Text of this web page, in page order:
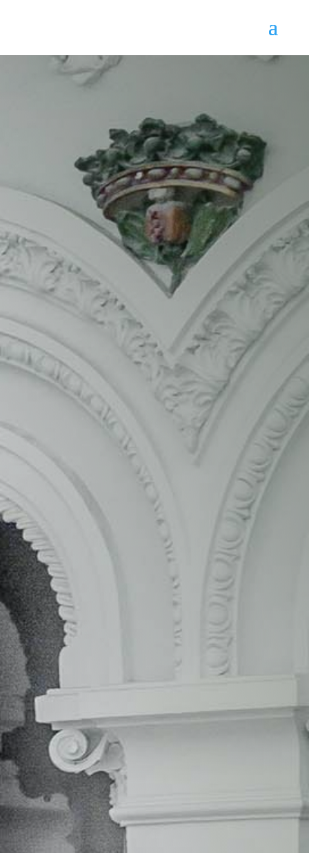
Escríbenos para que podamos
encontrar el servicio que mejor
se adapta a tus necesidades:
Contrato de
concesión de obra
La legislación española contempla numerosos
tipos de contrato público diferentes. Los dos
criterios más usados para la distinción entre los
mismos son los criterios de tipos de regímenes
aplicables y de tipos de finalidad del contrato.
En ese sentido, uno de los contratos públicos
más habituales es el
contrato de concesión de
obra
. Un tipo de contrato definido por la Ley
9/2017, de 8 de noviembre, de Contratos del
Sector Público. Una adaptación a nuestra
legislación de las Directivas 2014/23/UE y
2014/24/UE del Parlamento Europeo y del
contrato de concesión de obra
es aquel cuyo principal objetivo es la
realización de un trabajo de obra o ingeniería
civil de carácter restaurador, reparador o
conservador. Es decir, actividades para la
modernización y mantenimiento de obras
previamente construidas. En este sentido,
debemos diferenciarlo del famoso contrato de
obra pública, cuya finalidad primordial es la
ejecución de una obra completa desde su inicio
hasta su terminación. La idea del contrato de
concesión es garantizar las actividades dadas
por la obra original.